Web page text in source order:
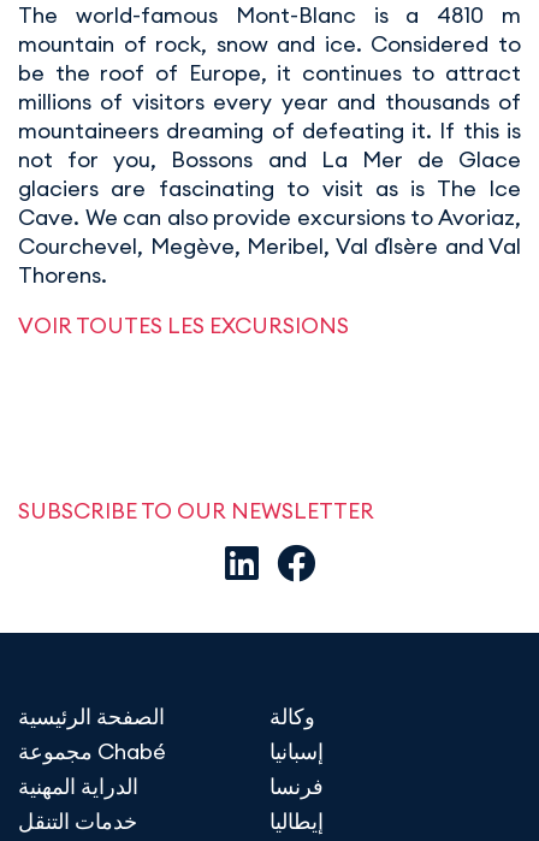
The world-famous Mont-Blanc is a 4810 m
mountain of rock, snow and ice. Considered to
be the roof of Europe, it continues to attract
millions of visitors every year and thousands of
mountaineers dreaming of defeating it. If this is
not for you, Bossons and La Mer de Glace
glaciers are fascinating to visit as is The Ice
Cave. We can also provide excursions to Avoriaz,
Courchevel, Megève, Meribel, Val d´Isère and Val
Thorens.
VOIR TOUTES LES EXCURSIONS
SUBSCRIBE TO OUR NEWSLETTER
الصفحة الرئيسية
مجموعة Chabé
الدراية المهنية
خدمات التنقل
وكالة
إسبانيا
فرنسا
إيطاليا